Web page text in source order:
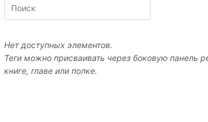
Нет доступных элементов.
Теги можно присваивать через боковую панель
книге, главе или полке.